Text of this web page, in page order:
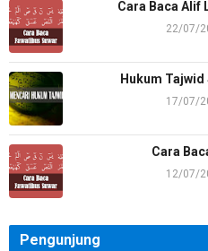
The
Jazaakillah
Alhamdulillah
Cara Baca Alif
22/07/
Hukum
17/07/
Cara
12/07/
Pengunjung